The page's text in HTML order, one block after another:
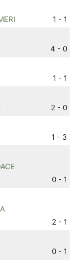
1 - 1
4 - 0
1 - 1
2 - 0
1 - 3
0 - 1
2 - 1
0 - 1